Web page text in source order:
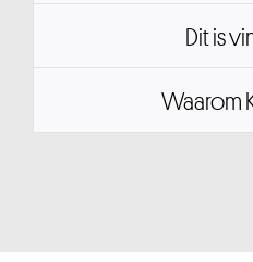
Dit is
Waarom